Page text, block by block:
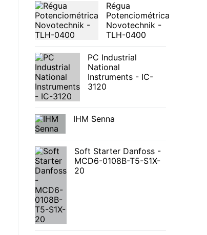
Régua
Potenciométrica
Novotechnik -
TLH-0400
PC Industrial
National
Instruments - IC-
3120
IHM Senna
Soft Starter Danfoss -
MCD6-0108B-T5-S1X-
20